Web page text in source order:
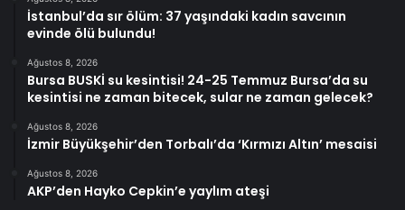
İstanbul’da sır ölüm: 37 yaşındaki kadın savcının
evinde ölü bulundu!
Ağustos 8, 2026
Bursa BUSKİ su kesintisi! 24-25 Temmuz Bursa’da su
kesintisi ne zaman bitecek, sular ne zaman gelecek?
Ağustos 8, 2026
İzmir Büyükşehir’den Torbalı’da ‘Kırmızı Altın’ mesaisi
Ağustos 8, 2026
AKP’den Hayko Cepkin’e yaylım ateşi